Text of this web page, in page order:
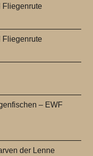
Fliegenrute
Fliegenrute
– EWF
der Lenne